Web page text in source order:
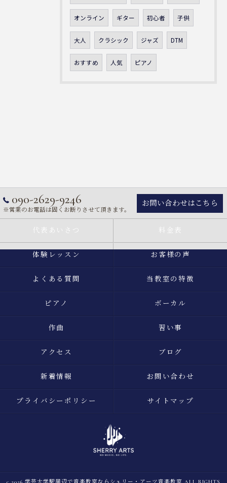
オンライン ギター 初心者 子供
大人 クラシック ジャズ DTM
おすすめ 人気 ピアノ
090-2629-9246
※営業のお電話は固くお断りさせて頂きます。
お問い合わせはこちら
代表あいさつ 料金表
体験レッスン お客様の声
よくある質問 当教室の特徴
ピアノ ボーカル
作曲 習い事
アクセス ブログ
新着情報 お問い合わせ
プライバシーポリシー サイトマップ
c 2026 学芸大学駅周辺で音楽教室ならシェリー・アーツ音楽教室 ALL RIGHTS